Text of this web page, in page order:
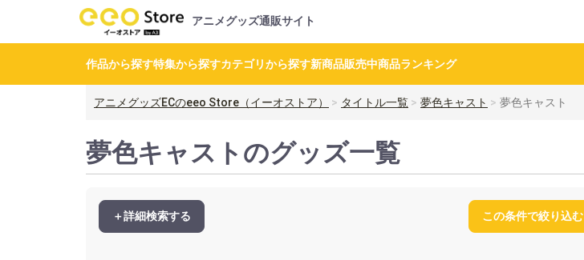
アニメグッズ通販サイト
作品から探す特集から探すカテゴリから探す新商品販売中商品ランキング
アニメグッズECのeeo Store（イーオストア） タイトル一覧 夢色キャスト 夢色キャスト
夢色キャストのグッズ一覧
＋詳細検索する この条件で絞り込む